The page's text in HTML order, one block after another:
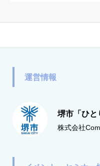
運営情報
堺市「ひと
株式会社